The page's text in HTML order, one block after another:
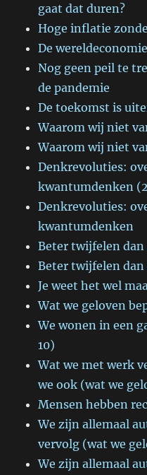
gaat dat duren?
Hoge inflatie
De
Nog geen peil te
de pandemie
De toekomst is
Waarom wij niet
Waarom wij niet
Denkrevoluties:
kwantumdenken
Denkrevoluties:
kwantumdenken
Beter twijfelen
Beter twijfelen dan
Je weet het wel
Wat we geloven
We wonen in een
10)
Wat we met werk
we ook (wat we
Mensen hebben
We zijn allemaal
vervolg (wat we
We zijn allemaal